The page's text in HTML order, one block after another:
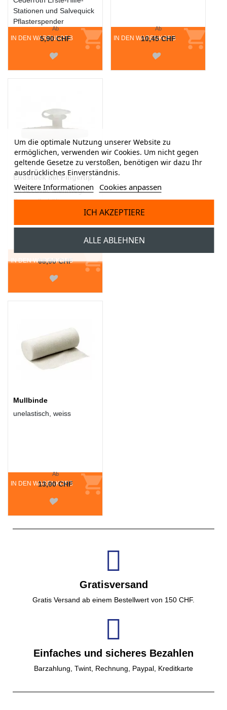
Stationen und Salvequick
Pflasterspender
IN DEN WARENKORB
Ab
5,90 CHF IN DEN WARENKORB
Ab
10,45 CHF
Endstück mit Fingertip
für Accuvac Mehrweg-
Sammelbehälter
IN DEN WARENKORB
68,00 CHF
Mullbinde
unelastisch, weiss
IN DEN WARENKORB
Ab
13,00 CHF
Gratisversand
Gratis Versand ab einem Bestellwert von 150 CHF.
Einfaches und sicheres Bezahlen
Barzahlung, Twint, Rechnung, Paypal, Kreditkarte
Um die optimale Nutzung unserer Website zu
ermöglichen, verwenden wir Cookies. Um nicht gegen
geltende Gesetze zu verstoßen, benötigen wir dazu Ihr
ausdrückliches Einverständnis.
Weitere Informationen Cookies anpassen
ALLE ABLEHNEN
ICH AKZEPTIERE